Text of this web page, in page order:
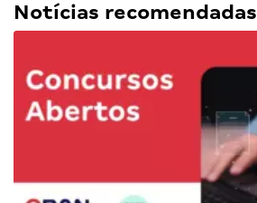
Notícias recomendadas